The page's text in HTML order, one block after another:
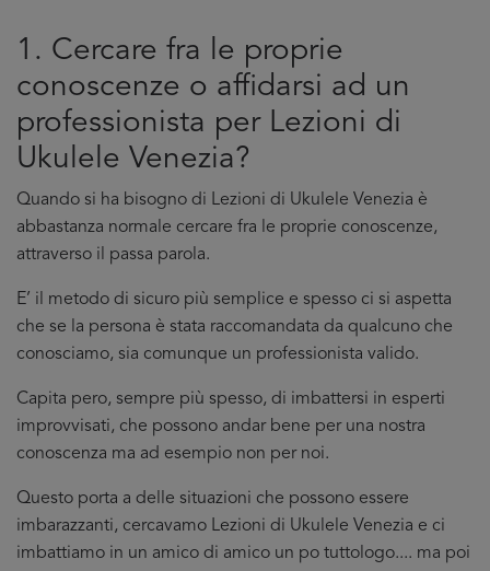
1. Cercare fra le proprie
conoscenze o affidarsi ad un
professionista per Lezioni di
Ukulele Venezia?
Quando si ha bisogno di Lezioni di Ukulele Venezia è
abbastanza normale cercare fra le proprie conoscenze,
attraverso il passa parola.
E’ il metodo di sicuro più semplice e spesso ci si aspetta
che se la persona è stata raccomandata da qualcuno che
conosciamo, sia comunque un professionista valido.
Capita pero, sempre più spesso, di imbattersi in esperti
improvvisati, che possono andar bene per una nostra
conoscenza ma ad esempio non per noi.
Questo porta a delle situazioni che possono essere
imbarazzanti, cercavamo Lezioni di Ukulele Venezia e ci
imbattiamo in un amico di amico un po tuttologo.... ma poi